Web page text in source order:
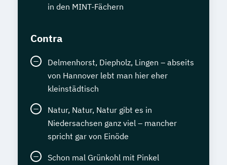
in den MINT-Fächern
Contra
Delmenhorst, Diepholz, Lingen – abseits
von Hannover lebt man hier eher
kleinstädtisch
Natur, Natur, Natur gibt es in
Niedersachsen ganz viel – mancher
spricht gar von Einöde
Schon mal Grünkohl mit Pinkel